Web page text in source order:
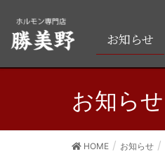
お知らせ
お知らせ
HOME お知らせ